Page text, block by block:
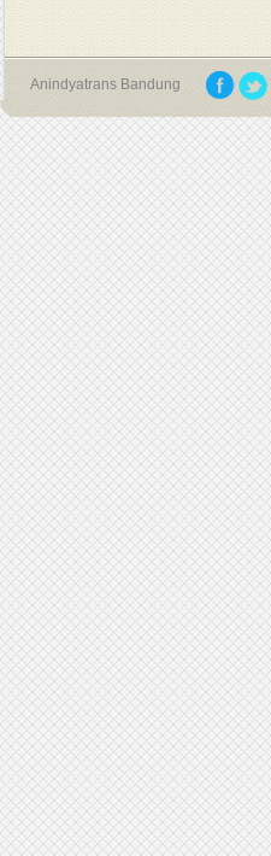
Anindyatrans Bandung